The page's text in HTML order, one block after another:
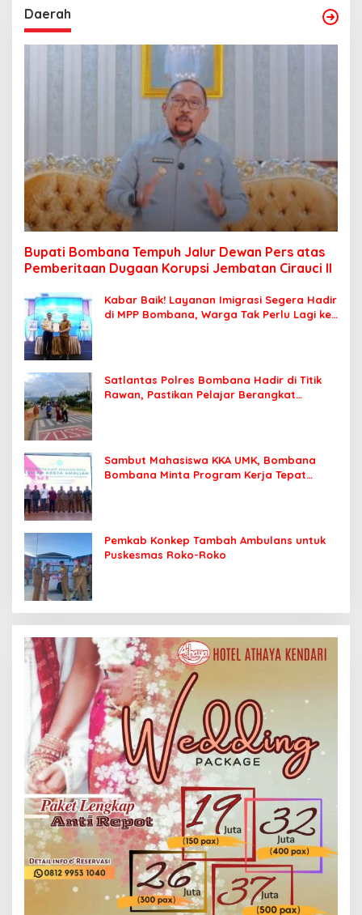
Daerah
Bupati Bombana Tempuh Jalur Dewan Pers atas
Pemberitaan Dugaan Korupsi Jembatan Cirauci II
Kabar Baik! Layanan Imigrasi Segera Hadir
di MPP Bombana, Warga Tak Perlu Lagi ke
Satlantas Polres Bombana Hadir di Titik
Rawan, Pastikan Pelajar Berangkat
Sambut Mahasiswa KKA UMK, Bombana
Bombana Minta Program Kerja Tepat
Pemkab Konkep Tambah Ambulans untuk
Puskesmas Roko-Roko